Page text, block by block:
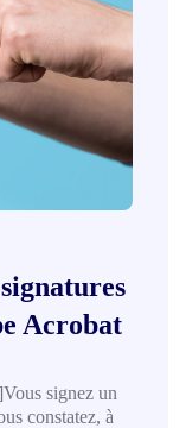
Acrobat
signez un
constatez, à